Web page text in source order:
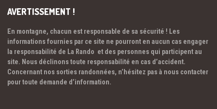
AVERTISSEMENT !
En montagne, chacun est responsable de sa sécurité ! Les
informations fournies par ce site ne pourront en aucun cas engager
la responsabilité de La Rando et des personnes qui participent au
site. Nous déclinons toute responsabilité en cas d’accident.
Concernant nos sorties randonnées, n’hésitez pas à nous contacter
pour toute demande d’information.